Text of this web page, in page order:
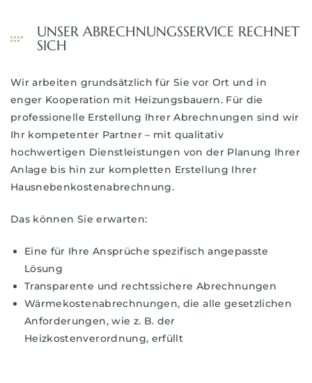
UNSER ABRECHNUNGSSERVICE RECHNET
SICH
Wir arbeiten grundsätzlich für Sie vor Ort und in
enger Kooperation mit Heizungsbauern. Für die
professionelle Erstellung Ihrer Abrechnungen sind wir
Ihr kompetenter Partner – mit qualitativ
hochwertigen Dienstleistungen von der Planung Ihrer
Anlage bis hin zur kompletten Erstellung Ihrer
Hausnebenkostenabrechnung.
Das können Sie erwarten:
Eine für Ihre Ansprüche spezifisch angepasste
Lösung
Transparente und rechtssichere Abrechnungen
Wärmekostenabrechnungen, die alle gesetzlichen
Anforderungen, wie z. B. der
Heizkostenverordnung, erfüllt